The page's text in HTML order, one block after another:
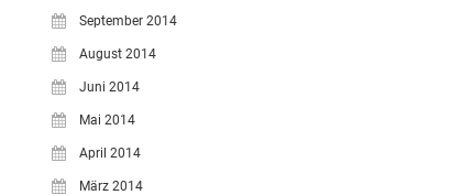
September 2014
August 2014
Juni 2014
Mai 2014
April 2014
März 2014